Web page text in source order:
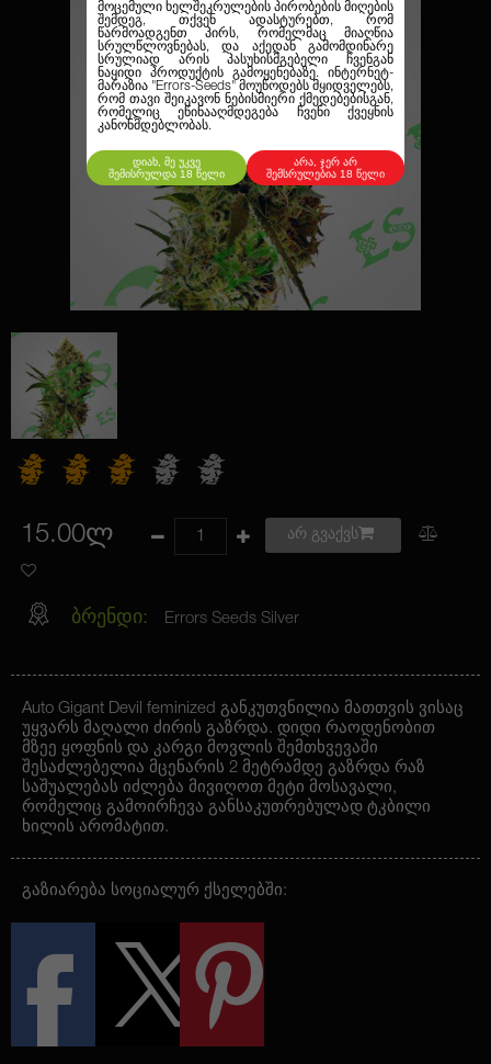
მოცემული ხელშეკრულების პირობების მიღების
შემდეგ, თქვენ ადასტურებთ, რომ
წარმოადგენთ პირს, რომელმაც მიაღწია
სრულწლოვნებას, და აქედან გამომდინარე
სრულიად არის პასუხისმგებელი ჩვენგან
ნაყიდი პროდუქტის გამოყენებაზე. ინტერნეტ-
მარაზია "Errors-Seeds" მოუწოდებს მყიდველებს,
რომ თავი შეიკავონ ნებისმიერი ქმედებებისგან,
რომელიც ეწინააღმდეგება ჩვენი ქვეყნის
კანონმდებლობას.
დიახ, მე უკვე
შემისრულდა 18 წელი
არა, ჯერ არ
შემსრულებია 18 წელი
15.00ლ არ გვაქვს
ბრენდი: Errors Seeds Silver
Auto Gigant Devil feminized განკუთვნილია მათთვის ვისაც
უყვარს მაღალი ძირის გაზრდა. დიდი რაოდენობით
მზეე ყოფნის და კარგი მოვლის შემთხვევაში
შესაძლებელია მცენარის 2 მეტრამდე გაზრდა რაზ
საშუალებას იძლება მივიღოთ მეტი მოსავალი,
რომელიც გამოირჩევა განსაკუთრებულად ტკბილი
ხილის არომატით.
გაზიარება სოციალურ ქსელებში: